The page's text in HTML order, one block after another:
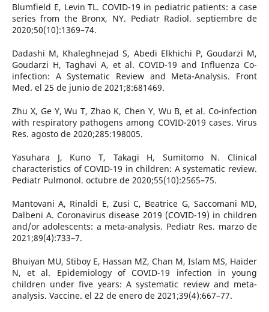
Blumfield E, Levin TL. COVID-19 in pediatric patients: a case
series from the Bronx, NY. Pediatr Radiol. septiembre de
2020;50(10):1369–74.
Dadashi M, Khaleghnejad S, Abedi Elkhichi P, Goudarzi M,
Goudarzi H, Taghavi A, et al. COVID-19 and Influenza Co-
infection: A Systematic Review and Meta-Analysis. Front
Med. el 25 de junio de 2021;8:681469.
Zhu X, Ge Y, Wu T, Zhao K, Chen Y, Wu B, et al. Co-infection
with respiratory pathogens among COVID-2019 cases. Virus
Res. agosto de 2020;285:198005.
Yasuhara J, Kuno T, Takagi H, Sumitomo N. Clinical
characteristics of COVID-19 in children: A systematic review.
Pediatr Pulmonol. octubre de 2020;55(10):2565–75.
Mantovani A, Rinaldi E, Zusi C, Beatrice G, Saccomani MD,
Dalbeni A. Coronavirus disease 2019 (COVID-19) in children
and/or adolescents: a meta-analysis. Pediatr Res. marzo de
2021;89(4):733–7.
Bhuiyan MU, Stiboy E, Hassan MZ, Chan M, Islam MS, Haider
N, et al. Epidemiology of COVID-19 infection in young
children under five years: A systematic review and meta-
analysis. Vaccine. el 22 de enero de 2021;39(4):667–77.